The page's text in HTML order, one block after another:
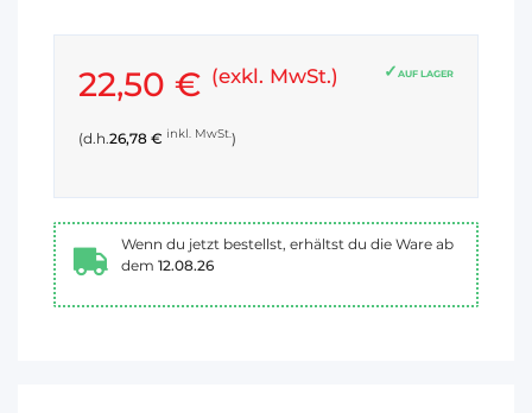
AUF LAGER
22,50 € (exkl. MwSt.)
(d.h.26,78 € inkl. MwSt.)
Wenn du jetzt bestellst, erhältst du die Ware ab
dem 12.08.26